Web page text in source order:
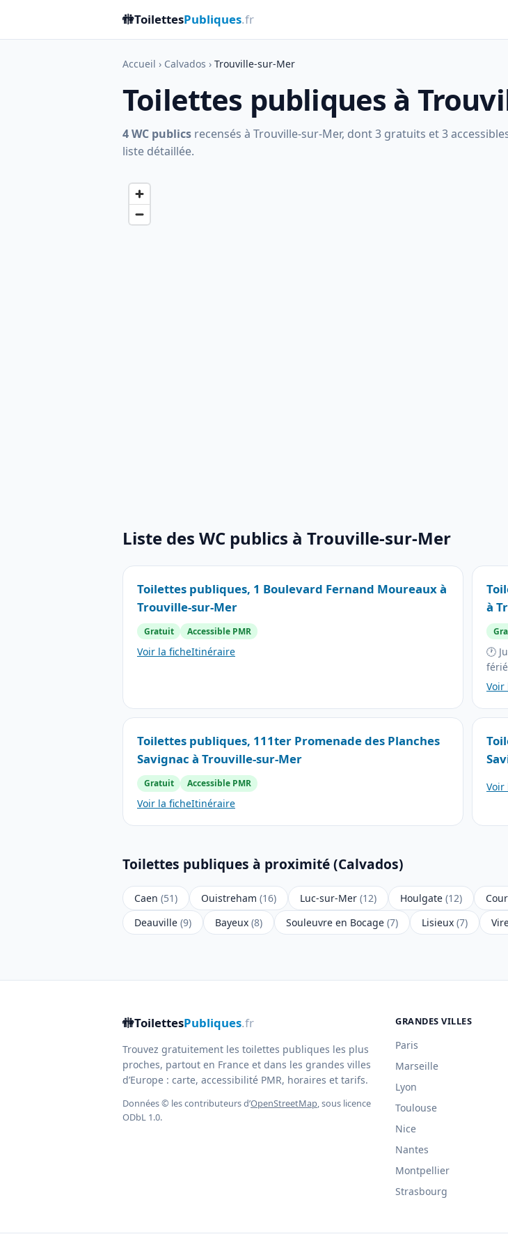
🚻ToilettesPubliques.fr
Accueil › Calvados › Trouville-sur-Mer
Toilettes publiques à
4 WC publics recensés à Trouville-sur-Mer, dont 3 gratuits et 3
liste détaillée.
Liste des WC publics à Trouville-sur-Mer
Toilettes publiques, 1 Boulevard Fernand Moureaux à
Trouville-sur-Mer
Gratuit Accessible PMR
Voir la ficheItinéraire
à
🕐
Voir
Toilettes publiques, 111ter Promenade des Planches
Savignac à Trouville-sur-Mer
Gratuit Accessible PMR
Voir la ficheItinéraire
Voir
Toilettes publiques à proximité (Calvados)
Caen (51) Ouistreham (16) Luc-sur-Mer (12) Houlgate (12)
Deauville (9) Bayeux (8) Souleuvre en Bocage (7) Lisieux (7)
🚻ToilettesPubliques.fr
Trouvez gratuitement les toilettes publiques les plus
proches, partout en France et dans les grandes villes
d’Europe : carte, accessibilité PMR, horaires et tarifs.
Données © les contributeurs d’OpenStreetMap, sous licence
ODbL 1.0.
GRANDES VILLES
Paris
Marseille
Lyon
Toulouse
Nice
Nantes
Montpellier
Strasbourg